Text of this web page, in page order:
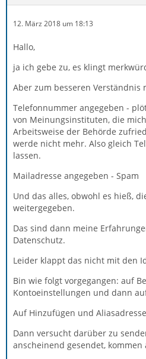
12. März 2018 um 18:13
Hallo,
ja ich gebe zu, es klingt
Aber zum besseren Verständnis
Telefonnummer angegeben -
von Meinungsinstituten, die
Arbeitsweise der Behörde
werde nicht mehr. Also gleich
lassen.
Mailadresse angegeben - Spam
Und das alles, obwohl es hieß,
weitergegeben.
Das sind dann meine
Datenschutz.
Leider klappt das nicht mit den
Bin wie folgt vorgegangen: auf
Kontoeinstellungen und dann
Auf Hinzufügen und
Dann versucht darüber zu
anscheinend gesendet,